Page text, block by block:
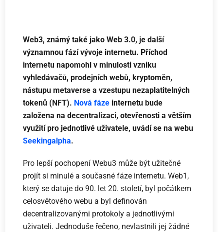
Web3, známý také jako Web 3.0, je další
významnou fází vývoje internetu. Příchod
internetu napomohlv minulosti vzniku
vyhledávačů, prodejních webů, kryptoměn,
nástupu metaverse a vzestupu nezaplatitelných
tokenů (NFT). Nová fáze internetu bude
založena na decentralizaci, otevřenosti a větším
využití pro jednotlivé uživatele, uvádí se na webu
Seekingalpha.
Pro lepší pochopení Webu3 může být užitečné
projít si minulé a současné fáze internetu. Web1,
který se datuje do 90. let 20. století, byl počátkem
celosvětového webu a byl definován
decentralizovanými protokoly a jednotlivými
uživateli. Jednoduše řečeno, nevlastnili jej žádné